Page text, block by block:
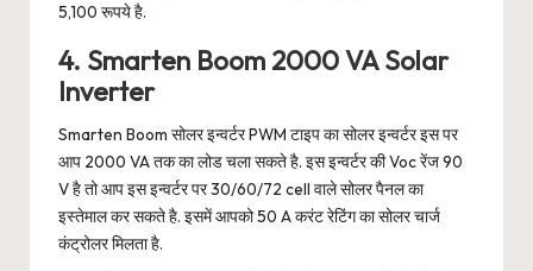
5,100 रूपये है.
4. Smarten Boom 2000 VA Solar
Inverter
Smarten Boom सोलर इन्वर्टर PWM टाइप का सोलर इन्वर्टर इस पर
आप 2000 VA तक का लोड चला सकते है. इस इन्वर्टर की Voc रेंज 90
V है तो आप इस इन्वर्टर पर 30/60/72 cell वाले सोलर पैनल का
इस्तेमाल कर सकते है. इसमें आपको 50 A करंट रेटिंग का सोलर चार्ज
कंट्रोलर मिलता है.